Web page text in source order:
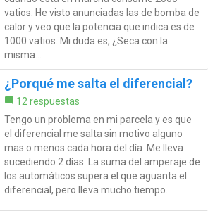
vatios. He visto anunciadas las de bomba de
calor y veo que la potencia que indica es de
1000 vatios. Mi duda es, ¿Seca con la
misma...
¿Porqué me salta el diferencial?
12 respuestas
Tengo un problema en mi parcela y es que
el diferencial me salta sin motivo alguno
mas o menos cada hora del día. Me lleva
sucediendo 2 días. La suma del amperaje de
los automáticos supera el que aguanta el
diferencial, pero lleva mucho tiempo...